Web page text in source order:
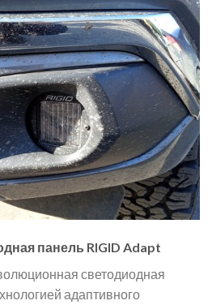
панель RIGID Adapt
светодиодная
адаптивного